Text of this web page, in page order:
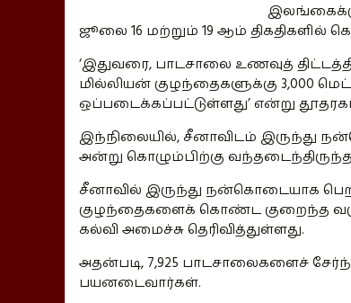
ஜூலை 16 மற்றும் 19 ஆம்
‘இதுவரை, பாடசாலை உணவுத்
மில்லியன் குழந்தைகளுக்கு 3,000
ஒப்படைக்கப்பட்டுள்ளது’ என்று
இந்நிலையில், சீனாவிடம் இருந்து
அன்று கொழும்பிற்கு
சீனாவில் இருந்து நன்கொடையாக
குழந்தைகளைக் கொண்ட குறைந்த
கல்வி அமைச்சு தெரிவித்துள்ளது.
அதன்படி, 7,925 பாடசாலைகளைச்
பயனடைவார்கள்.